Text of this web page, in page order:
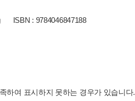
ISBN : 9784046847188
하여 표시하지 못하는 경우가 있습니다.